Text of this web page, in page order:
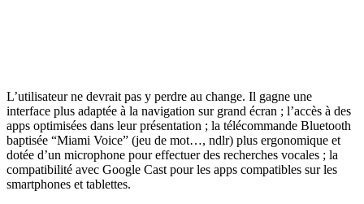
L’utilisateur ne devrait pas y perdre au change. Il gagne une
interface plus adaptée à la navigation sur grand écran ; l’accès à des
apps optimisées dans leur présentation ; la télécommande Bluetooth
baptisée “Miami Voice” (jeu de mot…, ndlr) plus ergonomique et
dotée d’un microphone pour effectuer des recherches vocales ; la
compatibilité avec Google Cast pour les apps compatibles sur les
smartphones et tablettes.